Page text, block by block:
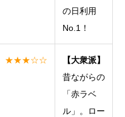
の日利用
No.1！
★★★☆☆
【大衆派】
昔ながらの
「赤ラベ
ル」。ロー